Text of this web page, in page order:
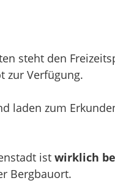
steht den
zur Verfügung.
laden zum
ist wirklich
Bergbauort.